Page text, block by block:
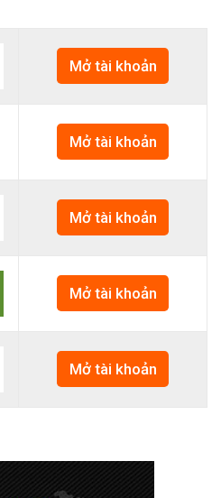
Mở tài khoản
Mở tài khoản
Mở tài khoản
Mở tài khoản
Mở tài khoản